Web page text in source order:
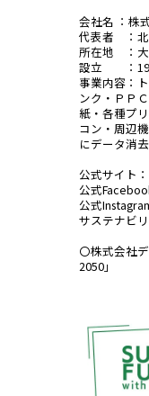
会社名 ：株
代表者 ：北
所在地 ：大
設立 ：
事業内容：
ンク・ＰＰ
紙・各種プ
コン・周辺
にデータ消
公式サイト：
公式
公式
サステナビ
〇株式会社
2050」